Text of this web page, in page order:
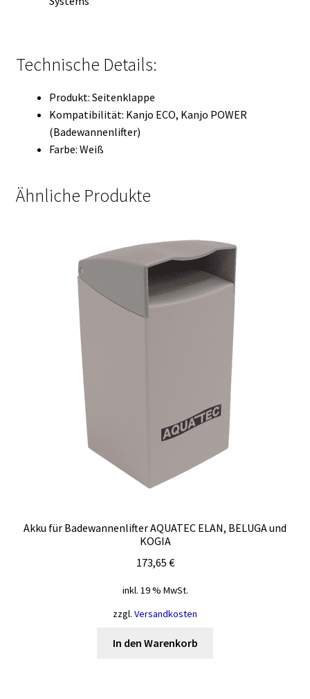
Technische Details:
Produkt: Seitenklappe
Kompatibilität: Kanjo ECO, Kanjo POWER
(Badewannenlifter)
Farbe: Weiß
Ähnliche Produkte
Akku für Badewannenlifter AQUATEC ELAN, BELUGA und
KOGIA
173,65 €
inkl. 19 % MwSt.
zzgl. Versandkosten
In den Warenkorb